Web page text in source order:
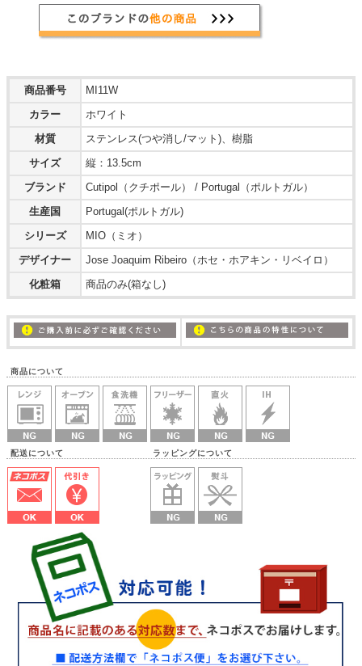
商品番号
MI11W
カラー
ホワイト
材質
ステンレス(つや消し/マット)、樹脂
サイズ
縦：13.5cm
ブランド
Cutipol（クチポール） / Portugal（ポルトガル）
生産国
Portugal(ポルトガル)
シリーズ
MIO（ミオ）
デザイナー
Jose Joaquim Ribeiro（ホセ・ホアキン・リベイロ）
化粧箱
商品のみ(箱なし)
商品について
配送について ラッピングについて